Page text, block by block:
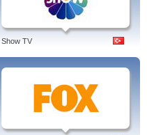
Show TV